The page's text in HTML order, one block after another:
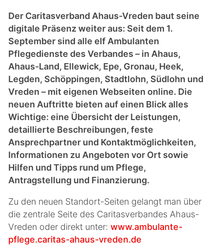
Der Caritasverband Ahaus-Vreden baut seine
digitale Präsenz weiter aus: Seit dem 1.
September sind alle elf Ambulanten
Pflegedienste des Verbandes – in Ahaus,
Ahaus-Land, Ellewick, Epe, Gronau, Heek,
Legden, Schöppingen, Stadtlohn, Südlohn und
Vreden – mit eigenen Webseiten online. Die
neuen Auftritte bieten auf einen Blick alles
Wichtige: eine Übersicht der Leistungen,
detaillierte Beschreibungen, feste
Ansprechpartner und Kontaktmöglichkeiten,
Informationen zu Angeboten vor Ort sowie
Hilfen und Tipps rund um Pflege,
Antragstellung und Finanzierung.
Zu den neuen Standort-Seiten gelangt man über
die zentrale Seite des Caritasverbandes Ahaus-
Vreden oder direkt unter: www.ambulante-
pflege.caritas-ahaus-vreden.de